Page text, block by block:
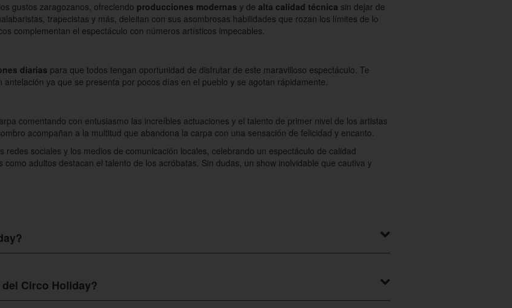
gustos zaragozanos, ofreciendo producciones modernas y de alta calidad técnica sin dejar de
trapecistas y más, deleitan con sus asombrosas habilidades que rozan los límites de lo
complementan el espectáculo con números artísticos impecables.
diarias para que todos tengan oportunidad de disfrutar de este maravilloso espectáculo. Te
ya que se presenta por pocos días en el pueblo y se agotan rápidamente.
comentando con entusiasmo las increíbles actuaciones y el talento de primer nivel de los artistas
acompañan a la multitud que abandona la carpa con una sensación de felicidad y encanto.
redes sociales y los medios de comunicación locales, celebrando un espectáculo de calidad
adultos destacan el talento de los acróbatas. Sin dudas, un show inolvidable que cautiva y
del circo en la localidad y obtener indicaciones precisas sobre cómo llegar. El mapa muestra las
de autobús más cercanas.
Circo Holiday?